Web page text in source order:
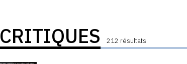
CRITIQUES 212 résultats